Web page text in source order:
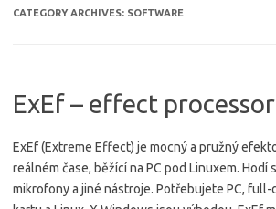
CATEGORY ARCHIVES: SOFTWARE
ExEf – effect
ExEf (Extreme Effect) je mocný a pružný
reálném čase, běžící na PC pod Linuxem. Hodí
mikrofony a jiné nástroje. Potřebujete PC,